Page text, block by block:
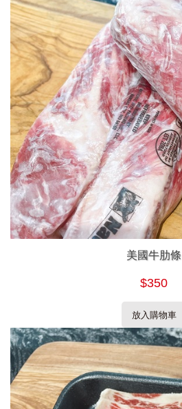
美國牛肋條
$350
放入購物車